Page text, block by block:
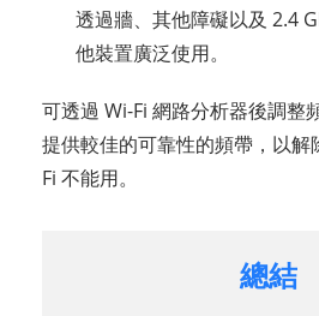
透過牆、其他障礙以及 2.4
他裝置廣泛使用。
可透過 Wi-Fi 網路分析器後調整
提供較佳的可靠性的頻帶，以
Fi 不能用。
總結